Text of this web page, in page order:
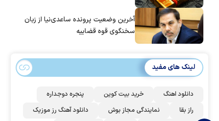
آخرین وضعیت پرونده ساعدی‌نیا از زبان
سخنگوی قوه قضاییه
لینک های مفید
دانلود اهنگ خرید بیت کوین
پنجره دوجداره
راز بقا
نمایندگی مجاز بوش
دانلود آهنگ رز‌ موزیک